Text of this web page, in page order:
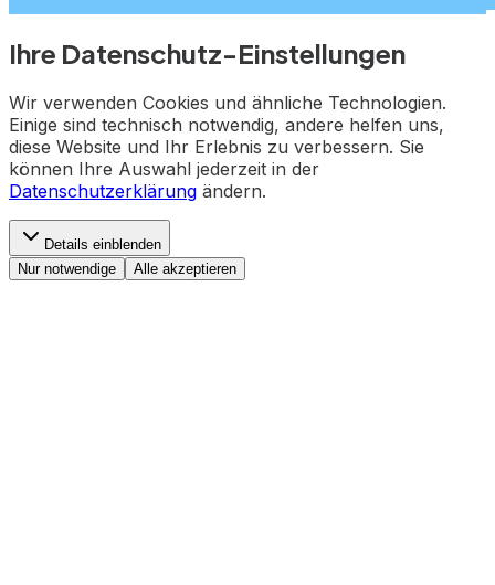
Ihre Datenschutz-Einstellungen
Wir verwenden Cookies und ähnliche Technologien.
Einige sind technisch notwendig, andere helfen uns,
diese Website und Ihr Erlebnis zu verbessern. Sie
können Ihre Auswahl jederzeit in der
Datenschutzerklärung ändern.
Details einblenden
Nur notwendige
Alle akzeptieren